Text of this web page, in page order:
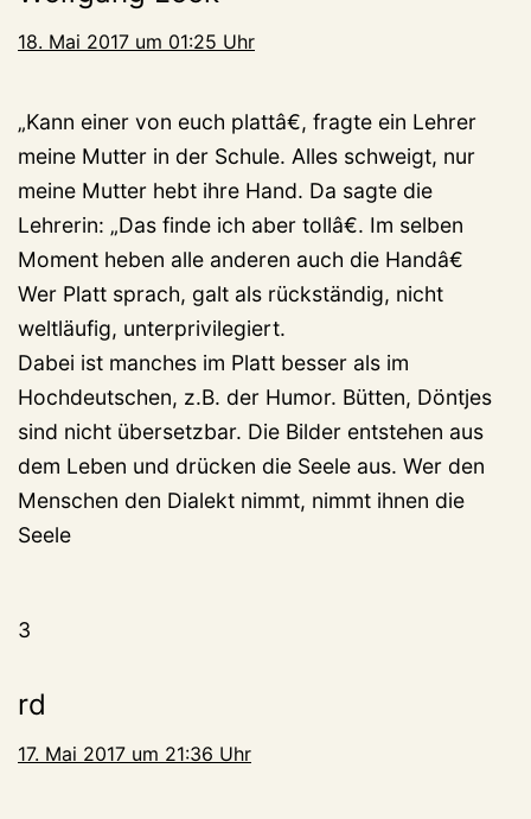
18. Mai 2017 um 01:25 Uhr
„Kann einer von euch plattâ€, fragte ein Lehrer
meine Mutter in der Schule. Alles schweigt, nur
meine Mutter hebt ihre Hand. Da sagte die
Lehrerin: „Das finde ich aber tollâ€. Im selben
Moment heben alle anderen auch die Handâ€
Wer Platt sprach, galt als rückständig, nicht
weltläufig, unterprivilegiert.
Dabei ist manches im Platt besser als im
Hochdeutschen, z.B. der Humor. Bütten, Döntjes
sind nicht übersetzbar. Die Bilder entstehen aus
dem Leben und drücken die Seele aus. Wer den
Menschen den Dialekt nimmt, nimmt ihnen die
Seele
3
rd
17. Mai 2017 um 21:36 Uhr